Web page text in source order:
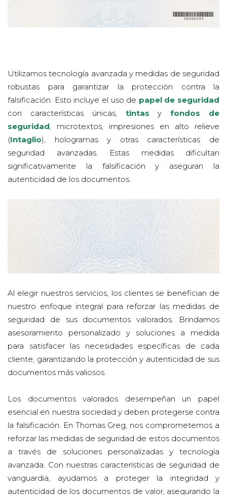
Utilizamos tecnología avanzada y medidas de seguridad
robustas para garantizar la protección contra la
falsificación. Esto incluye el uso de papel de seguridad
con características únicas, tintas yfondos de
seguridad, microtextos, impresiones en alto relieve
(Intaglio), hologramas y otras características de
seguridad avanzadas. Estas medidas dificultan
significativamente la falsificación y aseguran la
autenticidad de los documentos.
Al elegir nuestros servicios, los clientes se benefician de
nuestro enfoque integral para reforzar las medidas de
seguridad de sus documentos valorados. Brindamos
asesoramiento personalizado y soluciones a medida
para satisfacer las necesidades específicas de cada
cliente, garantizando la protección y autenticidad de sus
documentos más valiosos.
Los documentos valorados desempeñan un papel
esencial en nuestra sociedad y deben protegerse contra
la falsificación. En Thomas Greg, nos comprometemos a
reforzar las medidas de seguridad de estos documentos
a través de soluciones personalizadas y tecnología
avanzada. Con nuestras características de seguridad de
vanguardia, ayudamos a proteger la integridad y
autenticidad de los documentos de valor, asegurando la